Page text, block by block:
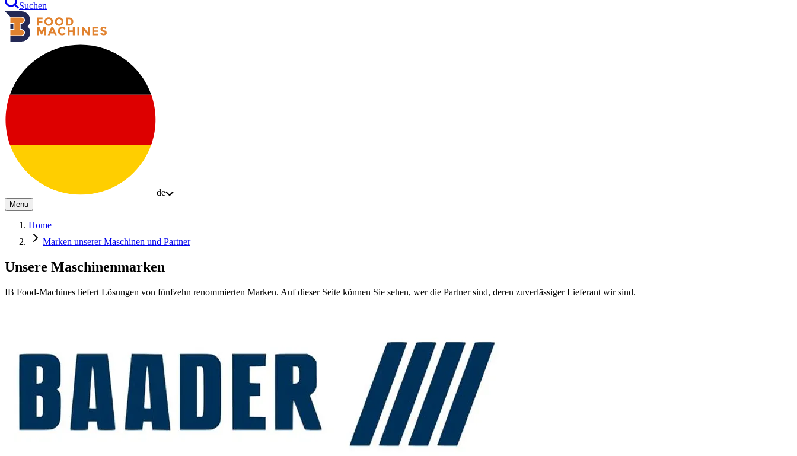
Suchen
de
Menu
Home
Marken unserer Maschinen und Partner
Unsere Maschinenmarken
IB Food-Machines liefert Lösungen von fünfzehn renommierten Marken. Auf dieser Seite können Sie sehen, wer die Partner sind, deren zuverlässiger Lieferant wir sind.